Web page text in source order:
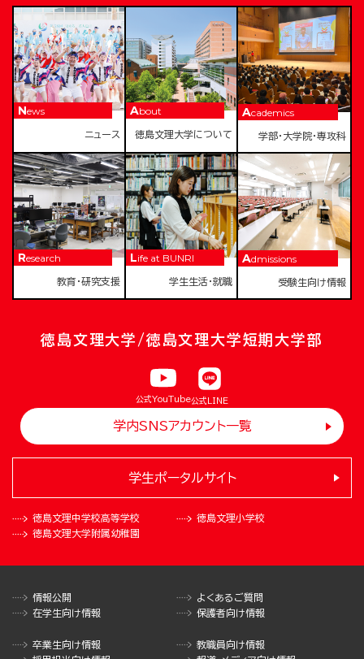
News
ニュース
About
徳島文理大学について
Academics
学部・大学院・専攻科
Research
教育・研究支援
Life at BUNRI
学生生活・就職
Admissions
受験生向け情報
徳島文理大学/徳島文理大学短期大学部
公式YouTube公式LINE
学内SNSアカウント一覧
徳島文理中学校高等学校
徳島文理小学校
徳島文理大学附属幼稚園
学生ポータルサイト
情報公開
よくあるご質問
在学生向け情報
保護者向け情報
卒業生向け情報
教職員向け情報